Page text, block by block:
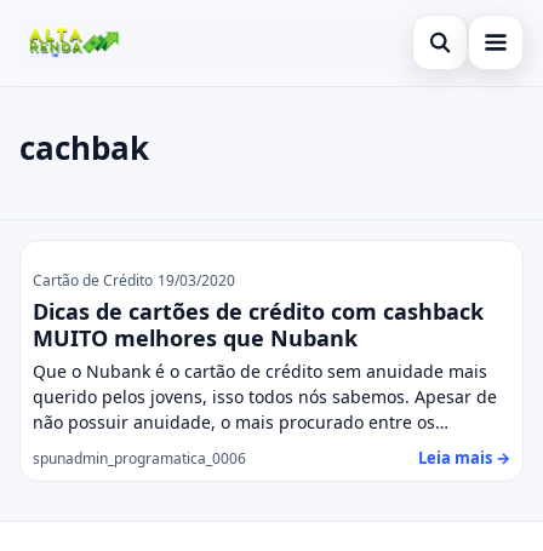
Abrir busca
Conta Digital
Empréstimo
Finanças
Imóvel
Legal
Pressione Enter para buscar ou ESC para fechar.
cachbak
cachbak
Cartão de Crédito 19/03/2020
Dicas de cartões de crédito com cashback
MUITO melhores que Nubank
Que o Nubank é o cartão de crédito sem anuidade mais
querido pelos jovens, isso todos nós sabemos. Apesar de
não possuir anuidade, o mais procurado entre os…
spunadmin_programatica_0006 Leia mais →